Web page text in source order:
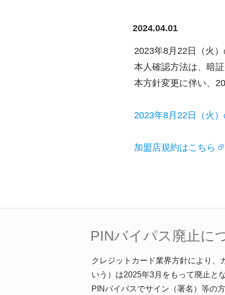
2024.04.01
2023年8月22日（火
本人確認方法は、暗
本方針変更に伴い、
2023年8月22日（火
加盟店規約はこちら
PINバイパス廃止に
クレジットカード業界方針により、
いう）は2025年3月をもって廃止と
PINバイパスでサイン（署名）等の